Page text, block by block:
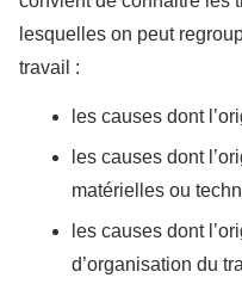
lesquelles on peut
travail :
les causes dont
les causes dont
matérielles ou
les causes dont
d’organisation du